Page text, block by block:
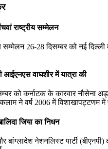
राष्ट्रीय सम्मेलन
सम्मेलन 26-28 दिसम्बर को नई
आईएनएस वाघशीर में यात्रा की
को कर्नाटक के कारवार
ने वर्ष 2006 में विशाखापट्टणम में
जिया का निधन
बांग्‍लादेश नेशनलिस्‍ट पार्टी